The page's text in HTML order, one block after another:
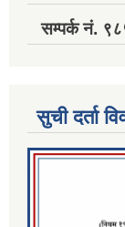
सम्पर्क नं.
सुची दर्ता